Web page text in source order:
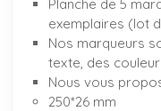
Planche de 5
exemplaires (lot
Nos marqueurs
texte, des
Nous vous
250*26 mm